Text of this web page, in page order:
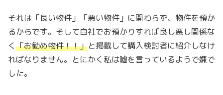
それは「良い物件」「悪い物件」に関わらず、物件を預か
るからです。そして自社でお預かりすれば良し悪し関係な
く「お勧め物件！！」と掲載して購入検討者に紹介しなけ
ればなりません。とにかく私は嘘を言っているようで嫌で
した。